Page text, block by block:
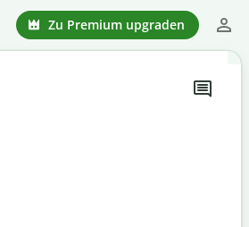
Zu Premium upgraden